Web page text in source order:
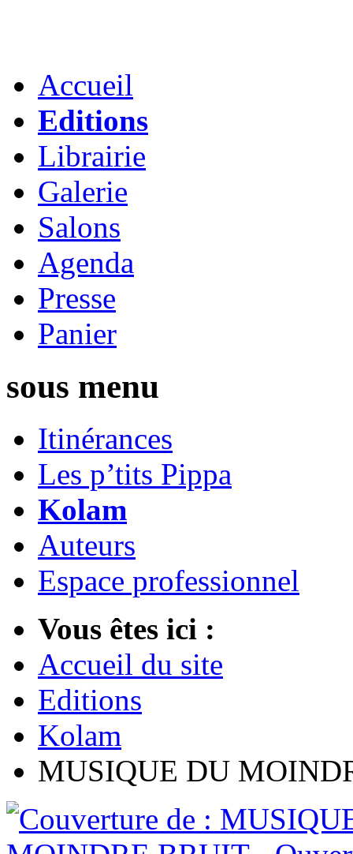
Accueil
Editions
Librairie
Galerie
Salons
Agenda
Presse
Panier
sous menu
Itinérances
Les p’tits Pippa
Kolam
Auteurs
Espace professionnel
Vous êtes ici :
Accueil du site
Editions
Kolam
MUSIQUE DU